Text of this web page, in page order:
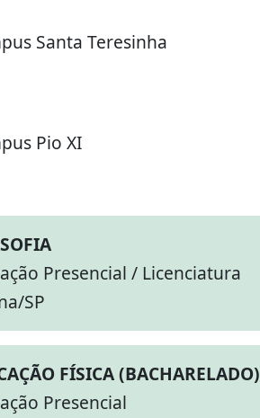
Santa Teresinha
Pio XI
Presencial / Licenciatura
SP
FÍSICA (BACHARELADO)
Presencial